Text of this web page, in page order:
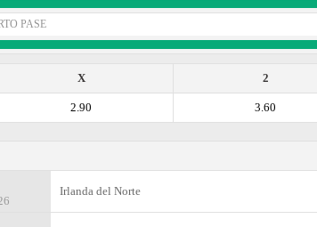
PASE
2
X
3.60
2.90
Irlanda del Norte